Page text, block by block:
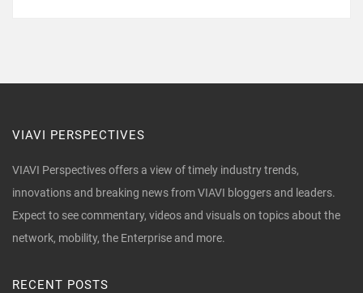
VIAVI PERSPECTIVES
VIAVI Perspectives offers a view of timely industry trends,
innovations and breaking news from VIAVI bloggers and leaders.
Expect to see commentary, videos and visuals on topics about the
network, mobility, the Enterprise and more.
RECENT POSTS